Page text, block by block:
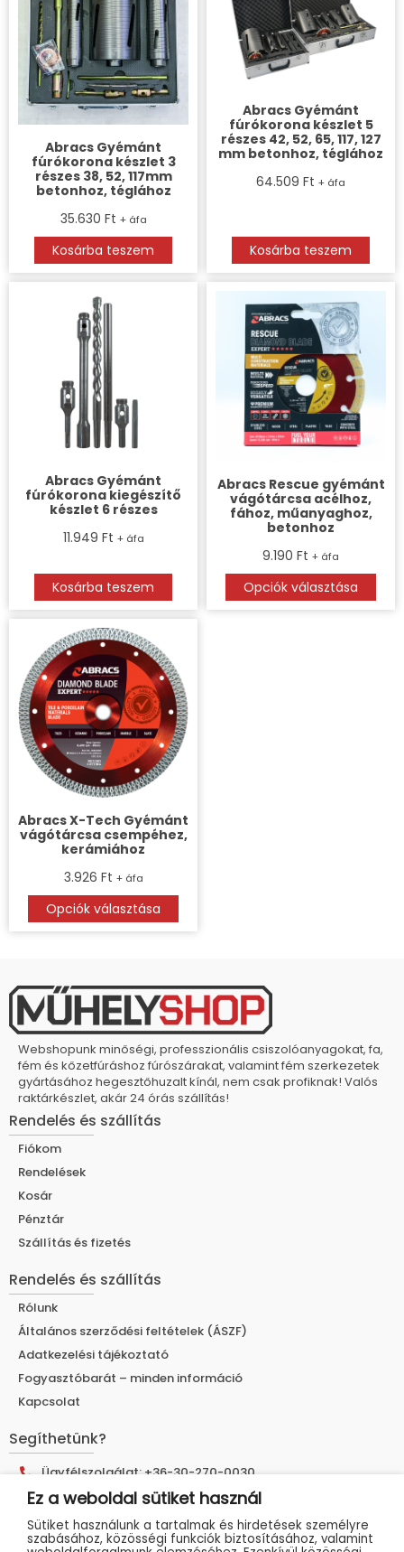
Abracs Gyémánt
fúrókorona készlet 3
részes 38, 52, 117mm
betonhoz, téglához
35.630 Ft + áfa
Kosárba teszem
Abracs Gyémánt
fúrókorona készlet 5
részes 42, 52, 65, 117, 127
mm betonhoz, téglához
64.509 Ft + áfa
Kosárba teszem
Abracs Gyémánt
fúrókorona kiegészítő
készlet 6 részes
11.949 Ft + áfa
Kosárba teszem
Abracs Rescue gyémánt
vágótárcsa acélhoz,
fához, műanyaghoz,
betonhoz
9.190 Ft + áfa
Opciók választása
Abracs X-Tech Gyémánt
vágótárcsa csempéhez,
kerámiához
3.926 Ft + áfa
Opciók választása
Webshopunk minőségi, professzionális csiszolóanyagokat, fa,
fém és kőzetfúráshoz fúrószárakat, valamint fém szerkezetek
gyártásához hegesztőhuzalt kínál, nem csak profiknak! Valós
raktárkészlet, akár 24 órás szállítás!
Rendelés és szállítás
Fiókom
Rendelések
Kosár
Pénztár
Szállítás és fizetés
Rendelés és szállítás
Rólunk
Általános szerződési feltételek (ÁSZF)
Adatkezelési tájékoztató
Fogyasztóbarát – minden információ
Kapcsolat
Segíthetünk?
Ügyfélszolgálat: +36-30-270-0030
E-mail cím: info@muhelyshop.hu
Címünk: 9025 Győr, Tákó utca 30.
Ez a weboldal sütiket használ
Sütiket használunk a tartalmak és hirdetések személyre
szabásához, közösségi funkciók biztosításához, valamint